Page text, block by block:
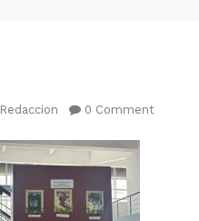
Redaccion 0 Comment